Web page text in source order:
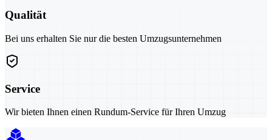
Qualität
Bei uns erhalten Sie nur die besten Umzugsunternehmen
Service
Wir bieten Ihnen einen Rundum-Service für Ihren Umzug